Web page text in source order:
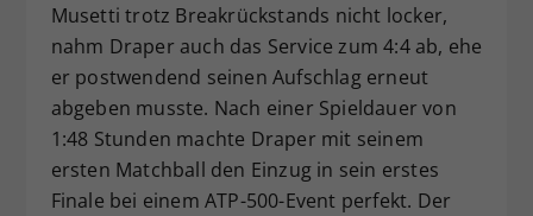
Musetti trotz Breakrückstands nicht locker,
nahm Draper auch das Service zum 4:4 ab, ehe
er postwendend seinen Aufschlag erneut
abgeben musste. Nach einer Spieldauer von
1:48 Stunden machte Draper mit seinem
ersten Matchball den Einzug in sein erstes
Finale bei einem ATP-500-Event perfekt. Der